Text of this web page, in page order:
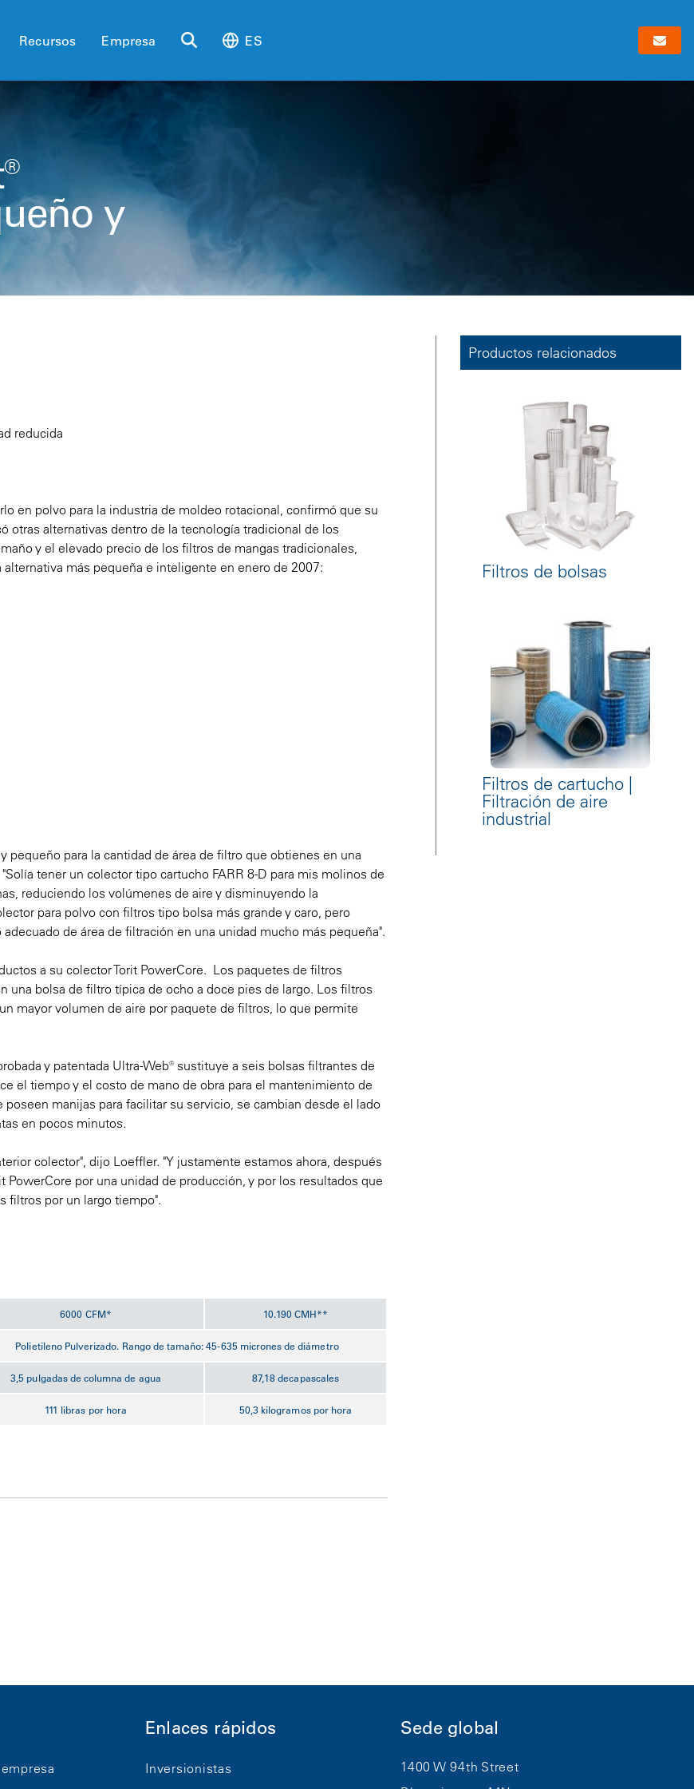
Recursos Empresa ES
y
reducida
en polvo para la industria de moldeo rotacional, confirmó que su
otras alternativas dentro de la tecnología tradicional de los
y el elevado precio de los filtros de mangas tradicionales,
más pequeña e inteligente en enero de 2007:
pequeño para la cantidad de área de filtro que obtienes en una
tener un colector tipo cartucho FARR 8-D para mis molinos de
reduciendo los volúmenes de aire y disminuyendo la
para polvo con filtros tipo bolsa más grande y caro, pero
de área de filtración en una unidad mucho más pequeña".
a su colector Torit PowerCore. Los paquetes de filtros
bolsa de filtro típica de ocho a doce pies de largo. Los filtros
mayor volumen de aire por paquete de filtros, lo que permite
y patentada Ultra-Web® sustituye a seis bolsas filtrantes de
el tiempo y el costo de mano de obra para el mantenimiento de
manijas para facilitar su servicio, se cambian desde el lado
en pocos minutos.
colector", dijo Loeffler. "Y justamente estamos ahora, después
por una unidad de producción, y por los resultados que
filtros por un largo tiempo".
​6000 CFM* 10.190 CMH**
Polietileno Pulverizado. Rango de tamaño: 45-635 micrones de diámetro
3,5 pulgadas de columna de agua 87,18 decapascales
111 libras por hora 50,3 kilogramos por hora
Productos relacionados
Filtros de bolsas
Filtros de cartucho |
Filtración de aire
industrial
Enlaces rápidos
Inversionistas
Sede global
1400 W 94th Street